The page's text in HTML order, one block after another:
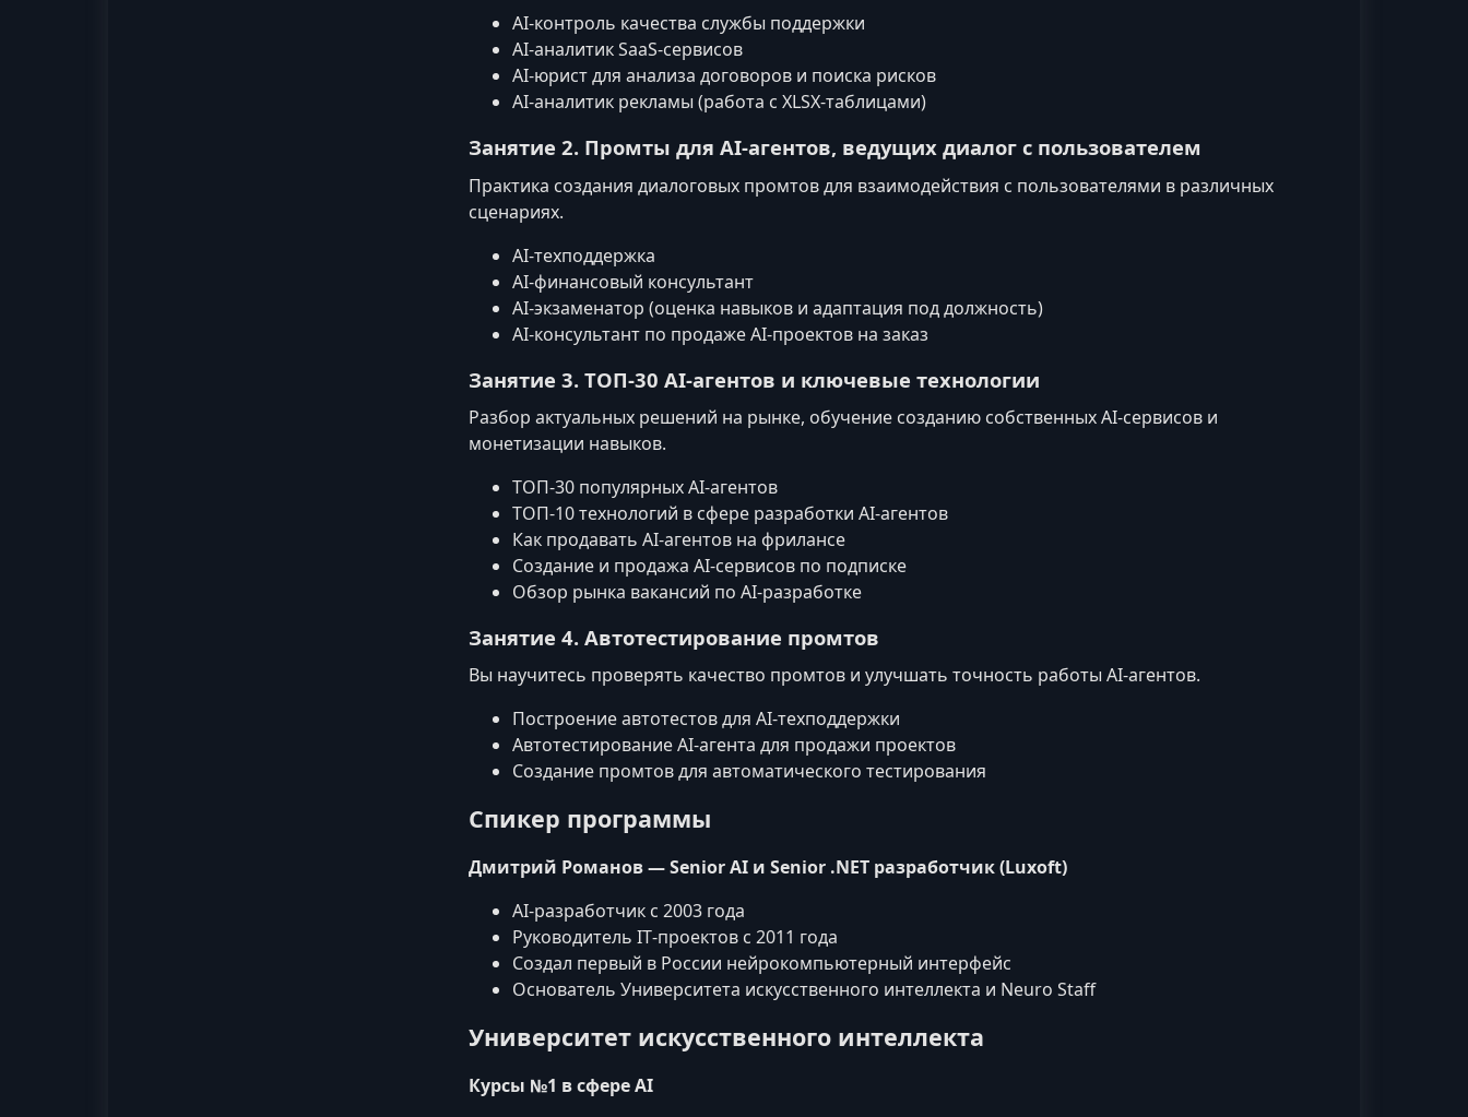
AI-контроль качества службы поддержки
AI-аналитик SaaS‑сервисов
AI-юрист для анализа договоров и поиска рисков
AI-аналитик рекламы (работа с XLSX-таблицами)
Занятие 2. Промты для AI‑агентов, ведущих диалог с пользователем
Практика создания диалоговых промтов для взаимодействия с пользователями в различных
сценариях.
AI-техподдержка
AI-финансовый консультант
AI-экзаменатор (оценка навыков и адаптация под должность)
AI-консультант по продаже AI‑проектов на заказ
Занятие 3. ТОП‑30 AI‑агентов и ключевые технологии
Разбор актуальных решений на рынке, обучение созданию собственных AI‑сервисов и
монетизации навыков.
ТОП‑30 популярных AI‑агентов
ТОП‑10 технологий в сфере разработки AI-агентов
Как продавать AI‑агентов на фрилансе
Создание и продажа AI‑сервисов по подписке
Обзор рынка вакансий по AI‑разработке
Занятие 4. Автотестирование промтов
Вы научитесь проверять качество промтов и улучшать точность работы AI‑агентов.
Построение автотестов для AI-техподдержки
Автотестирование AI‑агента для продажи проектов
Создание промтов для автоматического тестирования
Спикер программы
Дмитрий Романов — Senior AI и Senior .NET разработчик (Luxoft)
AI‑разработчик с 2003 года
Руководитель IT‑проектов с 2011 года
Создал первый в России нейрокомпьютерный интерфейс
Основатель Университета искусственного интеллекта и Neuro Staff
Университет искусственного интеллекта
Курсы №1 в сфере AI